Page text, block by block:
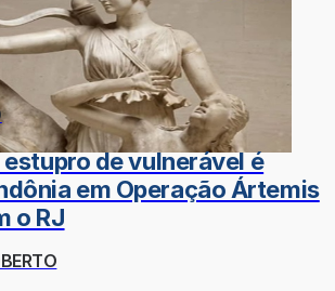
de vulnerável é
em Operação Ártemis
o RJ